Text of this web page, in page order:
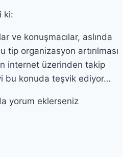
ki:
ve konuşmacılar, aslında
tip organizasyon artırılması
internet üzerinden takip
bu konuda teşvik ediyor…
yorum eklerseniz